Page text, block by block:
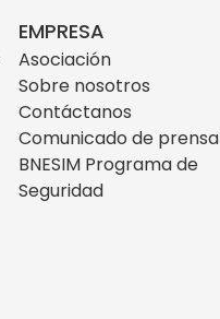
EMPRESA
Asociación
Sobre nosotros
Contáctanos
Comunicado de prensa
BNESIM Programa de
Seguridad